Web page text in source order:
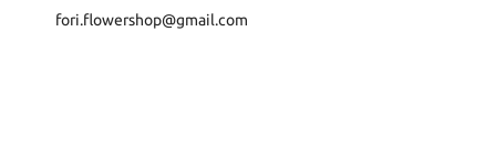
fori.flowershop@gmail.com